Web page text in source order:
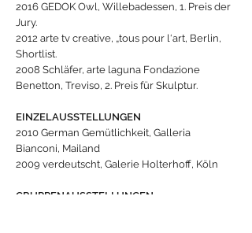
2016 GEDOK Owl, Willebadessen, 1. Preis der
Jury.
2012 arte tv creative, „tous pour l‘art, Berlin,
Shortlist.
2008 Schläfer, arte laguna Fondazione
Benetton, Treviso, 2. Preis für Skulptur.
EINZELAUSSTELLUNGEN
2010 German Gemütlichkeit, Galleria
Bianconi, Mailand
2009 verdeutscht, Galerie Holterhoff, Köln
GRUPPENAUSSTELLUNGEN